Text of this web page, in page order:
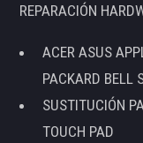
REPARACIÓN
ACER ASUS
PACKARD BELL
SUSTITUCIÓN
TOUCH PAD